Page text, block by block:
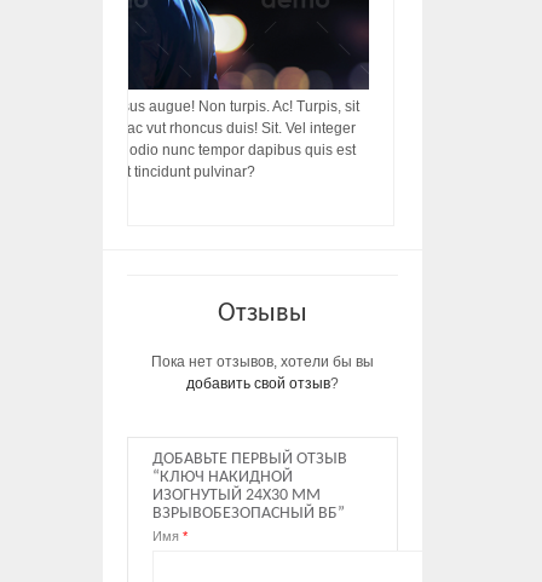
integer! Risus augue! Non turpis. Ac! Turpis, sit
rhoncus porttitor ac vut rhoncus duis! Sit. Vel integer
ut diam porttitor odio nunc tempor dapibus quis est
dictumst, vel amet tincidunt pulvinar?
Отзывы
Пока нет отзывов, хотели бы вы
добавить свой отзыв?
ДОБАВЬТЕ ПЕРВЫЙ ОТЗЫВ
“КЛЮЧ НАКИДНОЙ
ИЗОГНУТЫЙ 24Х30 ММ
ВЗРЫВОБЕЗОПАСНЫЙ ВБ”
Имя *